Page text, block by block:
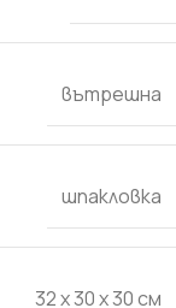
вътрешна
шпакловка
32 x 30 x 30 см